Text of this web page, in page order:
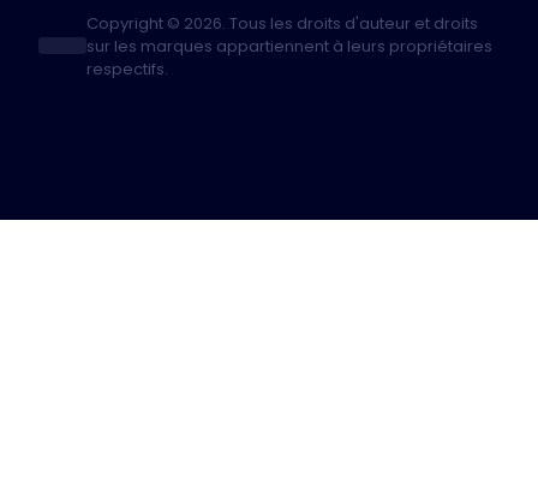
Copyright © 2026. Tous les droits d'auteur et droits
sur les marques appartiennent à leurs propriétaires
respectifs.